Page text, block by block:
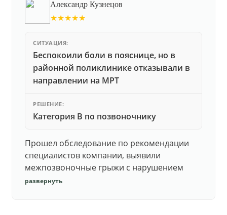
Александр Кузнецов
★★★★★
СИТУАЦИЯ:
Беспокоили боли в пояснице, но в
районной поликлинике отказывали в
направлении на МРТ
РЕШЕНИЕ:
Категория В по позвоночнику
Прошел обследование по рекомендации
специалистов компании, выявили
межпозвоночные грыжи с нарушением
функций. Юристы подготовили документы,
развернуть